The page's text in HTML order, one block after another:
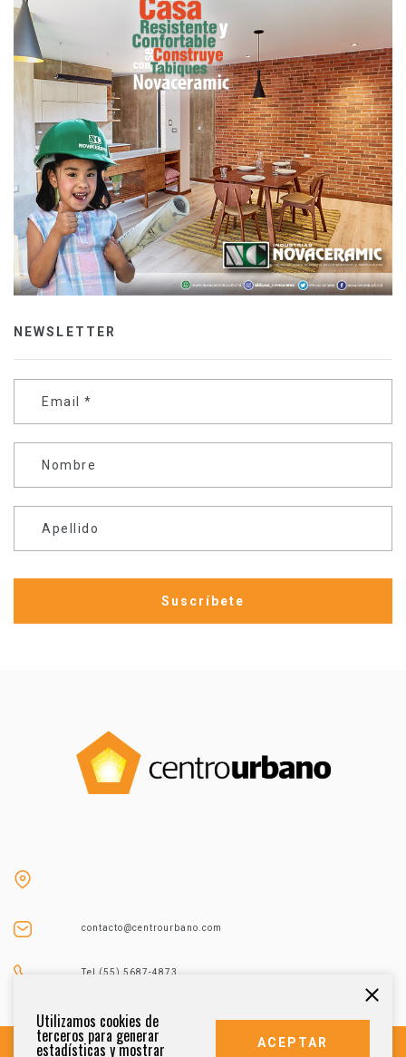
NEWSLETTER
Email *
Nombre
Apellido
contacto@centrourbano.com
Tel (55) 5687-4873
Utilizamos cookies de
terceros para generar
estadísticas y mostrar ACEPTAR